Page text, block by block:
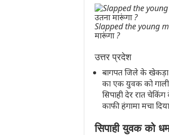
Slapped the young
मारूंगा ?
उत्तर प्रदेश
बागपत जिले के खेकड़ा
का एक युवक को गाली
सिपाही देर रात
काफी हंगामा मचा
सिपाही युवक को